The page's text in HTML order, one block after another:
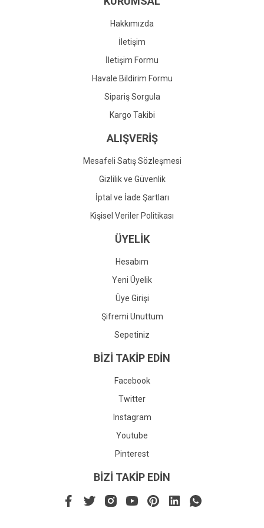
Gönder
Hakkımızda
İletişim
İletişim Formu
Havale Bildirim Formu
Sipariş Sorgula
Kargo Takibi
ALIŞVERİŞ
Mesafeli Satış Sözleşmesi
Gizlilik ve Güvenlik
İptal ve İade Şartları
Kişisel Veriler Politikası
ÜYELİK
Hesabım
Yeni Üyelik
Üye Girişi
Şifremi Unuttum
Sepetiniz
BİZİ TAKİP EDİN
Facebook
Twitter
Instagram
Youtube
Pinterest
BİZİ TAKİP EDİN